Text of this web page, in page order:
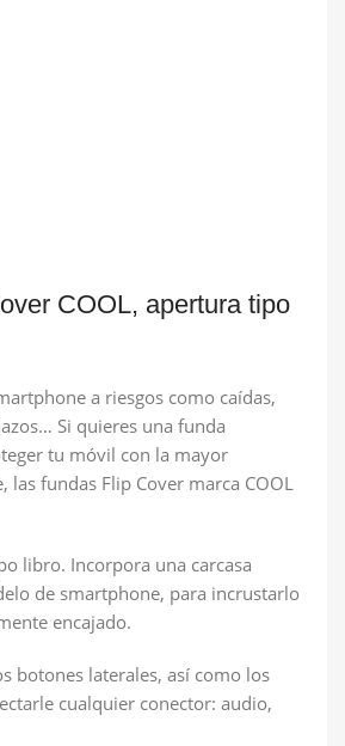
COOL, apertura tipo
a riesgos como caídas,
Si quieres una funda
tu móvil con la mayor
las fundas Flip Cover marca COOL
libro. Incorpora una carcasa
de smartphone, para incrustarlo
encajado.
botones laterales, así como los
cualquier conector: audio,